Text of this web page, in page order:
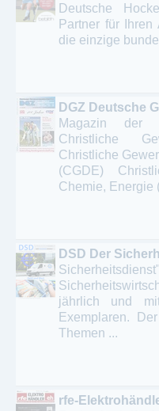
Tanzsport -
Tennis -
Wandern -
Wassersport -
Tauchen
Wintersport -
Deutsche
Partner für
die einzige
DGZ Deutsche
Magazin der
Christliche
Christliche
(CGDE)
Chemie, Energie
DSD Der
jährlich und
Exemplaren.
Themen ...
rfe-